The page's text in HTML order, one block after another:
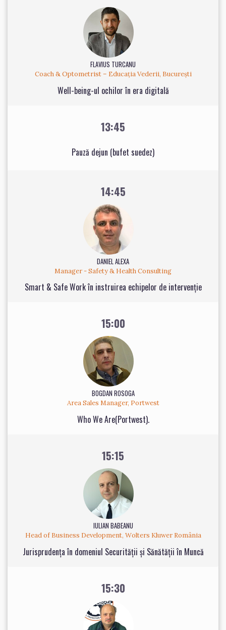
FLAVIUS TURCANU
Coach & Optometrist – Educația Vederii, București
Well-being-ul ochilor în era digitală
13:45
Pauză dejun (bufet suedez)
14:45
DANIEL ALEXA
Manager - Safety & Health Consulting
Smart & Safe Work în instruirea echipelor de intervenție
15:00
BOGDAN ROSOGA
Area Sales Manager, Portwest
Who We Are(Portwest).
15:15
IULIAN BABEANU
Head of Business Development, Wolters Kluwer România
Jurisprudența în domeniul Securității și Sănătății în Muncă
15:30